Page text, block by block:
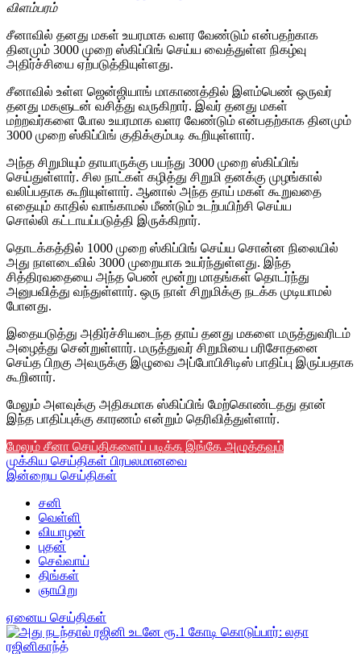
விளம்பரம்
சீனாவில் தனது மகள் உயரமாக வளர வேண்டும் என்பதற்காக
தினமும் 3000 முறை ஸ்கிப்பிங் செய்ய வைத்துள்ள நிகழ்வு
அதிர்ச்சியை ஏற்படுத்தியுள்ளது.
சீனாவில் உள்ள ஜென்ஜியாங் மாகாணத்தில் இளம்பெண் ஒருவர்
தனது மகளுடன் வசித்து வருகிறார். இவர் தனது மகள்
மற்றவர்களை போல உயரமாக வளர வேண்டும் என்பதற்காக தினமும்
3000 முறை ஸ்கிப்பிங் குதிக்கும்படி கூறியுள்ளார்.
அந்த சிறுமியும் தாயாருக்கு பயந்து 3000 முறை ஸ்கிப்பிங்
செய்துள்ளார். சில நாட்கள் கழித்து சிறுமி தனக்கு முழங்கால்
வலிப்பதாக கூறியுள்ளார். ஆனால் அந்த தாய் மகள் கூறுவதை
எதையும் காதில் வாங்காமல் மீண்டும் உடற்பயிற்சி செய்ய
சொல்லி கட்டாயப்படுத்தி இருக்கிறார்.
தொடக்கத்தில் 1000 முறை ஸ்கிப்பிங் செய்ய சொன்ன நிலையில்
அது நாளடைவில் 3000 முறையாக உயர்ந்துள்ளது. இந்த
சித்திரவதையை அந்த பெண் மூன்று மாதங்கள் தொடர்ந்து
அனுபவித்து வந்துள்ளார். ஒரு நாள் சிறுமிக்கு நடக்க முடியாமல்
போனது.
இதையடுத்து அதிர்ச்சியடைந்த தாய் தனது மகளை மருத்துவரிடம்
அழைத்து சென்றுள்ளார். மருத்துவர் சிறுமியை பரிசோதனை
செய்த பிறகு அவருக்கு இழுவை அப்போபிசிடிஸ் பாதிப்பு இருப்பதாக
கூறினார்.
மேலும் அளவுக்கு அதிகமாக ஸ்கிப்பிங் மேற்கொண்டதது தான்
இந்த பாதிப்புக்கு காரணம் என்றும் தெரிவித்துள்ளார்.
மேலும் சீனா செய்திகளைப் படிக்க இங்கே அழுத்தவும்
முக்கிய செய்திகள் பிரபலமானவை
இன்றைய செய்திகள்
சனி
வெள்ளி
வியாழன்
புதன்
செவ்வாய்
திங்கள்
ஞாயிறு
ஏனைய செய்திகள்